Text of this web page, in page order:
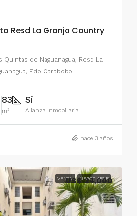
Resd La Granja Country
Quintas de Naguanagua, Resd La
Edo Carabobo
83
m²
Si
Alianza Inmobiliaria
hace 3 años
VENTA NEGOCIABLE
US$ 24,000